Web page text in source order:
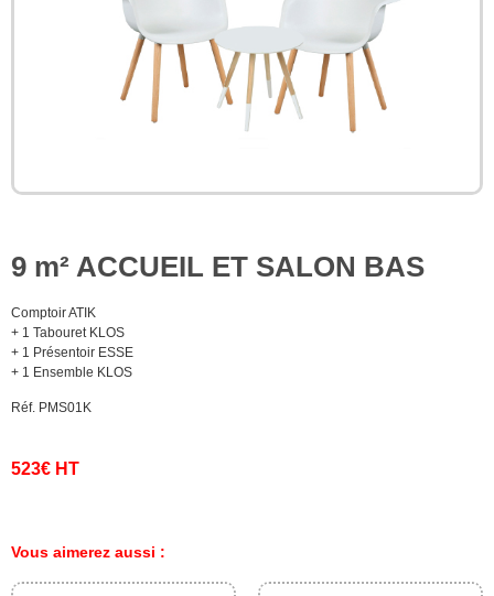
9 m² ACCUEIL ET SALON BAS
Comptoir ATIK
+ 1 Tabouret KLOS
+ 1 Présentoir ESSE
+ 1 Ensemble KLOS
Réf. PMS01K
523€ HT
Vous aimerez aussi :